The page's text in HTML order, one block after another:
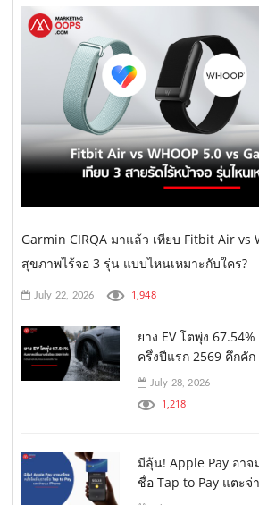
Garmin CIRQA มาแล้ว เทียบ Fitbit Air vs
สุขภาพไร้จอ 3 รุ่น แบบไหนเหมาะกับใคร?
July 22, 2026 1,948
ยาง EV โตพุ่ง
ครึ่งปีแรก 2569 คึกคั
July 28, 2026
1,218
มีลุ้น! Apple Pay อาจ
ชื่อ Tap to Pay แตะจ่